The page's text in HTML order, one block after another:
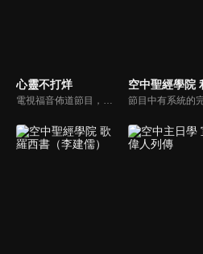
心靈不打烊
電視福音佈道節目，由前主播何戎主持，有別於以往的節目風格，將繼續提供最具平安與感動的心靈音樂饗宴。
空中聖經學院